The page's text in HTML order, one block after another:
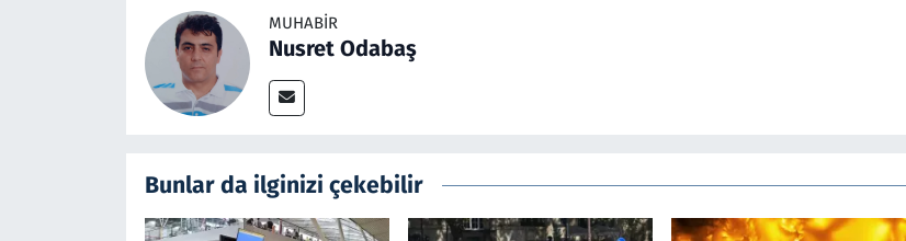
MUHABIR
Nusret Odabaş
Bunlar da ilginizi çekebilir